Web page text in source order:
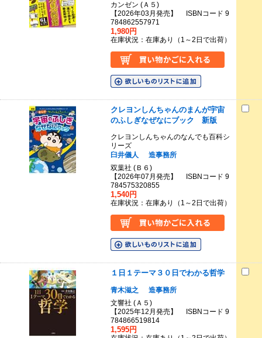
カンゼン (Ａ５)
【2026年03月発売】 ISBNコード 9
784862557971
1,980円
在庫状況：在庫あり（1～2日で出荷）
クレヨンしんちゃんのまんが宇宙
のふしぎなぜなにブック 新版
クレヨンしんちゃんのなんでも百科シ
リーズ
臼井儀人
造事務所
双葉社 (Ｂ６)
【2026年07月発売】 ISBNコード 9
784575320855
1,540円
在庫状況：在庫あり（1～2日で出荷）
１日１テーマ３０日でわかる哲学
青木滋之
造事務所
文響社 (Ａ５)
【2025年12月発売】 ISBNコード 9
784866519814
1,595円